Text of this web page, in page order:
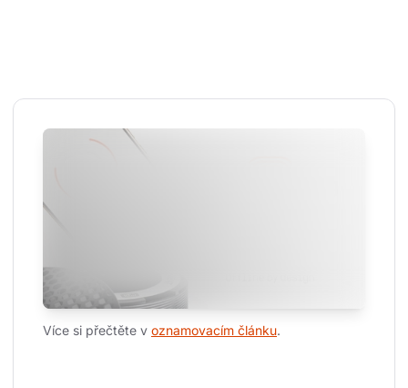
Více si přečtěte v oznamovacím článku.